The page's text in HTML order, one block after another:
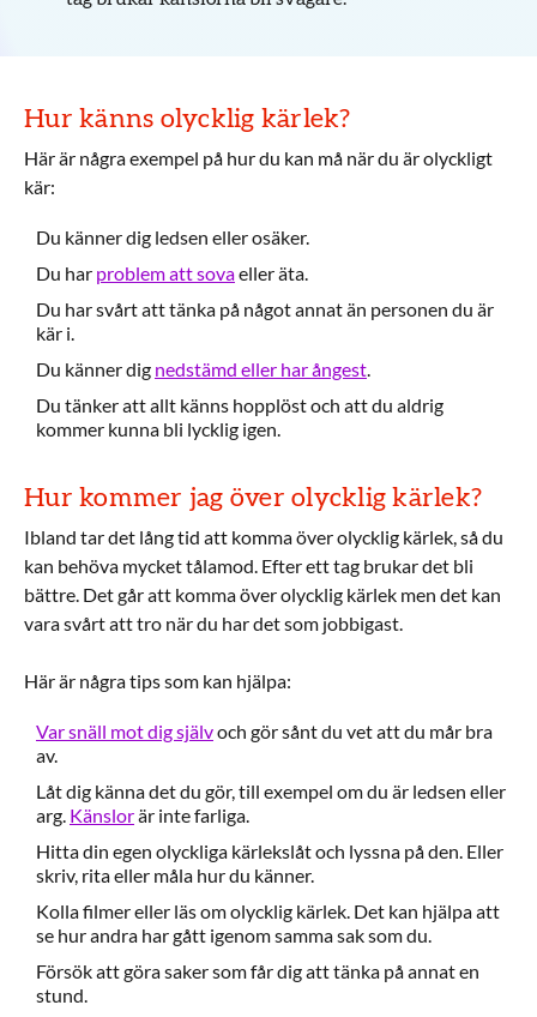
Hur känns olycklig kärlek?
Här är några exempel på hur du kan må när du är olyckligt
kär:
Du känner dig ledsen eller osäker.
Du har problem att sovaeller äta.
Du har svårt att tänka på något annat än personen du är
kär i.
Du känner dig nedstämd eller har ångest
Du tänker att allt känns hopplöst och att du aldrig
kommer kunna bli lycklig igen.
Hur kommer jag över olycklig kärlek?
Ibland tar det lång tid att komma över olycklig kärlek, så du
kan behöva mycket tålamod. Efter ett tag brukar det bli
bättre. Det går att komma över olycklig kärlek men det kan
vara svårt att tro när du har det som jobbigast.
Här är några tips som kan hjälpa:
Var snäll mot dig självoch gör sånt du vet att du mår bra
av.
Låt dig känna det du gör, till exempel om du är ledsen eller
arg. Känslorär inte farliga.
Hitta din egen olyckliga kärlekslåt och lyssna på den. Eller
skriv, rita eller måla hur du känner.
Kolla filmer eller läs om olycklig kärlek. Det kan hjälpa att
se hur andra har gått igenom samma sak som du.
Försök att göra saker som får dig att tänka på annat en
stund.